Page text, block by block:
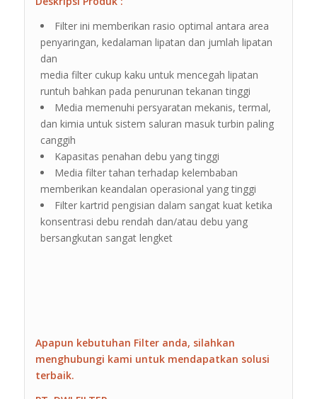
Filter ini memberikan rasio optimal antara area
penyaringan, kedalaman lipatan dan jumlah lipatan
dan
media filter cukup kaku untuk mencegah lipatan
runtuh bahkan pada penurunan tekanan tinggi
Media memenuhi persyaratan mekanis, termal,
dan kimia untuk sistem saluran masuk turbin paling
canggih
Kapasitas penahan debu yang tinggi
Media filter tahan terhadap kelembaban
memberikan keandalan operasional yang tinggi
Filter kartrid pengisian dalam sangat kuat ketika
konsentrasi debu rendah dan/atau debu yang
bersangkutan sangat lengket
Apapun kebutuhan Filter anda, silahkan
menghubungi kami untuk mendapatkan solusi
terbaik.